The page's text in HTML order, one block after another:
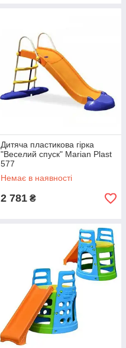
Дитяча пластикова гірка
"Веселий спуск" Marian Plast
577
Немає в наявності
2 781 ₴